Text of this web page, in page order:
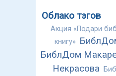
Облако тэгов
Акция «Подари
книгу»
БиблДом
Некрасова